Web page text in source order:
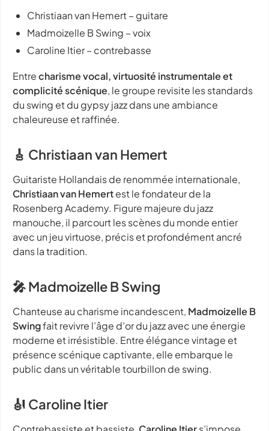
Christiaan van Hemert – guitare
Madmoizelle B Swing – voix
Caroline Itier – contrebasse
Entrecharisme vocal, virtuosité instrumentale et
complicité scénique, le groupe revisite les standards
du swing et du gypsy jazz dans une ambiance
chaleureuse et raffinée.
🎸 Christiaan van Hemert
Guitariste Hollandais de renommée internationale,
Christiaan van Hemertest le fondateur de la
Rosenberg Academy. Figure majeure du jazz
manouche, il parcourt les scènes du monde entier
avec un jeu virtuose, précis et profondément ancré
dans la tradition.
🎤 Madmoizelle B Swing
Chanteuse au charisme incandescent, Madmoizelle B
Swingfait revivre l’âge d’or du jazz avec une énergie
moderne et irrésistible. Entre élégance vintage et
présence scénique captivante, elle embarque le
public dans un véritable tourbillon de swing.
🎻 Caroline Itier